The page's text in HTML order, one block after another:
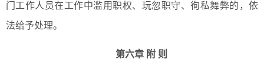
门工作人员在工作中滥用职权、玩忽职守、徇私舞弊的，依
法给予处理。
第六章 附 则